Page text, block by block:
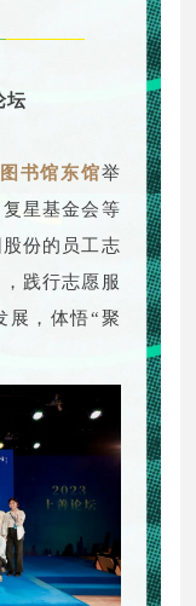
坛
图书馆东馆举
星基金会等
份的员工志
践行志愿服
展，体悟“聚